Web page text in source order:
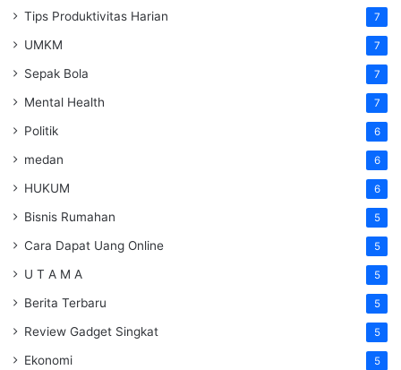
Tips Produktivitas Harian 7
UMKM 7
Sepak Bola 7
Mental Health 7
Politik 6
medan 6
HUKUM 6
Bisnis Rumahan 5
Cara Dapat Uang Online 5
U T A M A 5
Berita Terbaru 5
Review Gadget Singkat 5
Ekonomi 5